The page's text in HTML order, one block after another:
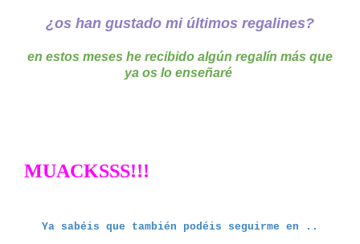
¿os han gustado mi últimos regalines?
en estos meses he recibido algún regalín más que
ya os lo enseñaré
MUACKSSS!!!
Ya sabéis que también podéis seguirme en ..